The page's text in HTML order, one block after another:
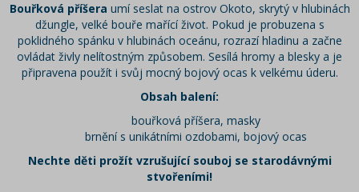
Bouřková příšera umí seslat na ostrov Okoto, skrytý v hlubinách
džungle, velké bouře mařící život. Pokud je probuzena s
poklidného spánku v hlubinách oceánu, rozrazí hladinu a začne
ovládat živly nelítostným způsobem. Sesílá hromy a blesky a je
připravena použít i svůj mocný bojový ocas k velkému úderu.
Obsah balení:
bouřková příšera, masky
brnění s unikátními ozdobami, bojový ocas
Nechte děti prožít vzrušující souboj se starodávnými
stvořeními!